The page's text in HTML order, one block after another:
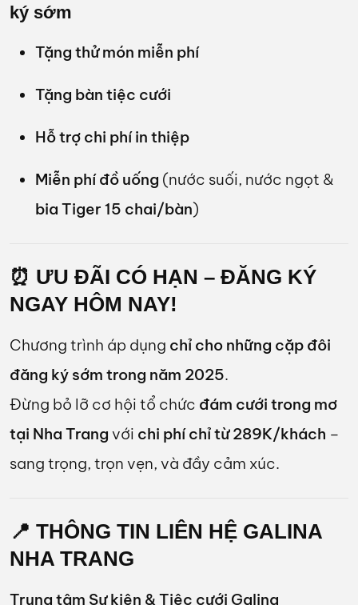
ký sớm
Tặng thử món miễn phí
Tặng bàn tiệc cưới
Hỗ trợ chi phí in thiệp
Miễn phí đồ uống (nước suối, nước ngọt &
bia Tiger 15 chai/bàn)
⏰ ƯU ĐÃI CÓ HẠN – ĐĂNG KÝ
NGAY HÔM NAY!
Chương trình áp dụng chỉ cho những cặp đôi
đăng ký sớm trong năm 2025.
Đừng bỏ lỡ cơ hội tổ chức đám cưới trong mơ
tại Nha Trang với chi phí chỉ từ 289K/khách –
sang trọng, trọn vẹn, và đầy cảm xúc.
📍 THÔNG TIN LIÊN HỆ GALINA
NHA TRANG
Trung tâm Sự kiện & Tiệc cưới Galina